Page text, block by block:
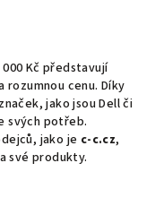
000 Kč představují
cenu. Díky
jako jsou Dell či
svých potřeb.
jako je c-c.cz,
své produkty.